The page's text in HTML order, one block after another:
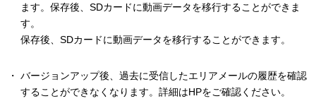
ます。保存後、SDカードに動画データを移行することができま
す。
保存後、SDカードに動画データを移行することができます。
バージョンアップ後、過去に受信したエリアメールの履歴を確認
することができなくなります。詳細はHPをご確認ください。